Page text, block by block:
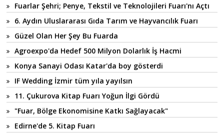
Fuarlar Şehri; Penye, Tekstil ve Teknolojileri Fuarı'nı Açtı
6. Aydın Uluslararası Gıda Tarım ve Hayvancılık Fuarı
Güzel Olan Her Şey Bu Fuarda
Agroexpo'da Hedef 500 Milyon Dolarlık İş Hacmi
Konya Sanayi Odası Katar'da boy gösterdi
IF Wedding İzmir tüm yıla yayılsın
11. Çukurova Kitap Fuarı Yoğun İlgi Gördü
"Fuar, Bölge Ekonomisine Katkı Sağlayacak"
Edirne'de 5. Kitap Fuarı